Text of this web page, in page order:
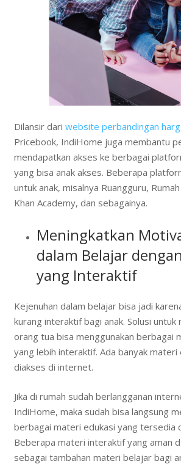
Dilansir dari website perbandingan
Pricebook, IndiHome juga membantu
mendapatkan akses ke berbagai
yang bisa anak akses. Beberapa
untuk anak, misalnya Ruangguru,
Khan Academy, dan sebagainya.
Meningkatkan
dalam Belajar
yang Interaktif
Kejenuhan dalam belajar bisa jadi
kurang interaktif bagi anak. Solusi untuk
orang tua bisa menggunakan berbagai
yang lebih interaktif. Ada banyak materi
diakses di internet.
Jika di rumah sudah berlangganan
IndiHome, maka sudah bisa langsung
berbagai materi edukasi yang tersedia
Beberapa materi interaktif yang aman
sebagai tambahan materi belajar bagi